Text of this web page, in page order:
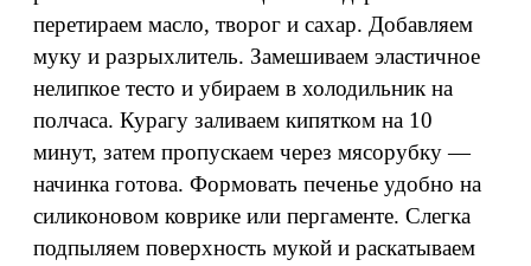
перетираем масло, творог и сахар. Добавляем
муку и разрыхлитель. Замешиваем эластичное
нелипкое тесто и убираем в холодильник на
полчаса. Курагу заливаем кипятком на 10
минут, затем пропускаем через мясорубку —
начинка готова. Формовать печенье удобно на
силиконовом коврике или пергаменте. Слегка
подпыляем поверхность мукой и раскатываем